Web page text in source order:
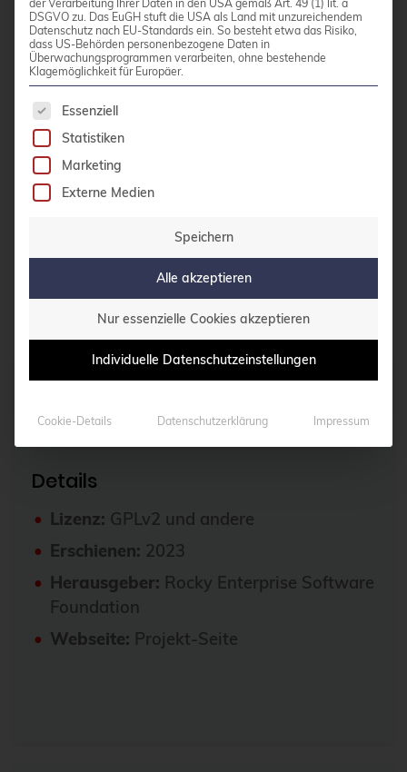
mit professioneller Unterstützung suchen.
Weiterführende Informationen:
Rocky Linux Wiki
Anleitungen
Quelle des Logos: Josh Urbain and Hayden
Young – Vectorised byVulphere
branding repository for Rocky Linux
https://github.com/rocky-
linux/branding/blob/main/logo-text.svg
,
Link
Details
Lizenz: GPLv2 und andere
Erschienen: 2023
Herausgeber: Rocky Enterprise Software
Foundation
Webseite: Projekt-Seite
der Verarbeitung Ihrer Daten in den USA gemäß Art. 49 (1) lit. a
DSGVO zu. Das EuGH stuft die USA als Land mit unzureichendem
Datenschutz nach EU-Standards ein. So besteht etwa das Risiko,
dass US-Behörden personenbezogene Daten in
Überwachungsprogrammen verarbeiten, ohne bestehende
Klagemöglichkeit für Europäer.
Es folgt eine Liste der Service-Gruppen, für die
Essenziell
Statistiken
Marketing
Externe Medien
Speichern
Alle akzeptieren
Nur essenzielle Cookies akzeptieren
Individuelle Datenschutzeinstellungen
Cookie-Details Datenschutzerklärung Impressum